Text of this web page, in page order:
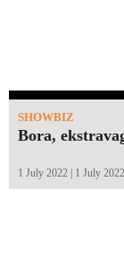
SHOWBIZ
Bora,
1 July 2022 | 1 July 2022